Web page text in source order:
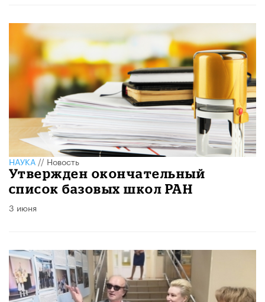
НАУКА//Новость
Утвержден окончательный
список базовых школ РАН
3 июня